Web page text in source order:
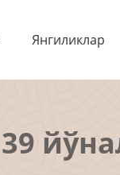
Янгиликлар
39